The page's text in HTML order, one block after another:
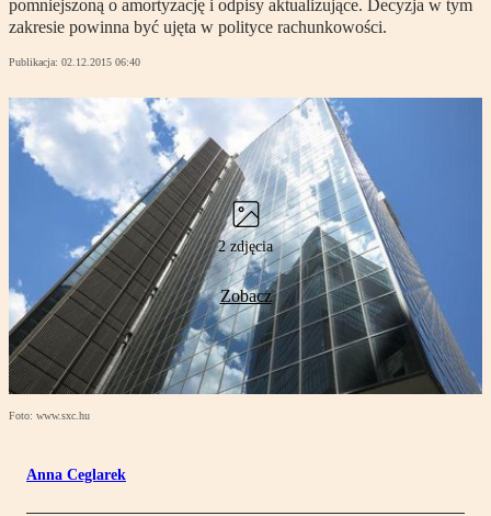
pomniejszoną o amortyzację i odpisy aktualizujące. Decyzja w tym
zakresie powinna być ujęta w polityce rachunkowości.
Publikacja: 02.12.2015 06:40
2 zdjęcia
Zobacz
Foto: www.sxc.hu
Anna Ceglarek